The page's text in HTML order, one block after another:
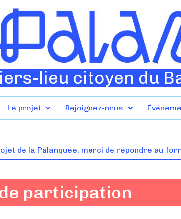
lieu citoyen du
Le projet Rejoignez-nous
de la Palanquée, merci de répondre au
participation